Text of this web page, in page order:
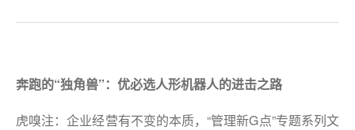
奔跑的“独角兽”：优必选人形机器人的进击之路
虎嗅注：企业经营有不变的本质，“管理新G点”专题系列文